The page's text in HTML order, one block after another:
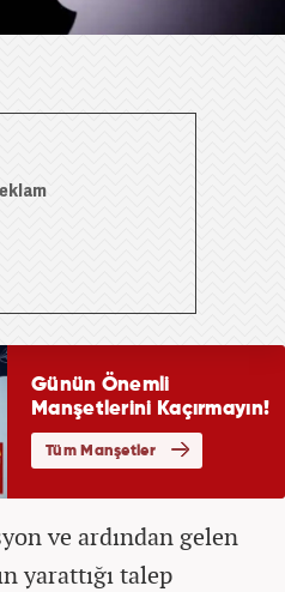
ve ardından gelen
yarattığı talep